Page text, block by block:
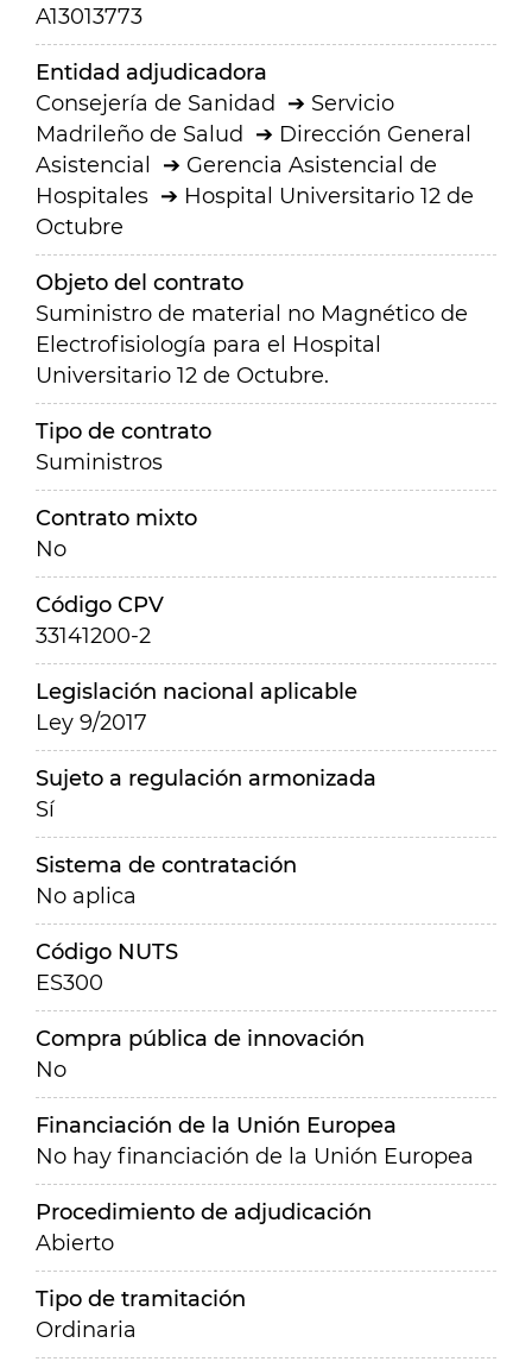
A13013773
Entidad adjudicadora
Consejería de Sanidad
Servicio
Madrileño de Salud
Dirección General
Asistencial
Gerencia Asistencial de
Hospitales
Hospital Universitario 12 de
Octubre
Objeto del contrato
Suministro de material no Magnético de
Electrofisiología para el Hospital
Universitario 12 de Octubre.
Tipo de contrato
Suministros
Contrato mixto
No
Código CPV
33141200-2
Legislación nacional aplicable
Ley 9/2017
Sujeto a regulación armonizada
Sí
Sistema de contratación
No aplica
Código NUTS
ES300
Compra pública de innovación
No
Financiación de la Unión Europea
No hay financiación de la Unión Europea
Procedimiento de adjudicación
Abierto
Tipo de tramitación
Ordinaria